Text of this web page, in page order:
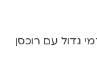
גדול עם רוכסן